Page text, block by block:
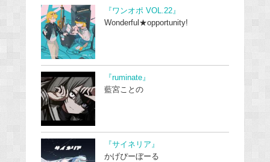
『ワンオポ VOL.22』
Wonderful★opportunity!
『ruminate』
藍宮ことの
『サイネリア』
かげぴーぼーる